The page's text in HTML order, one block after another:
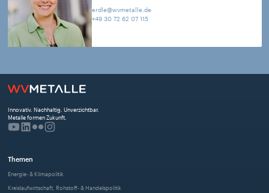
erdle@wvmetalle.de
+49 30 72 62 07 115
Innovativ. Nachhaltig. Unverzichtbar.
Metalle formen Zukunft.
Themen
Energie- & Klimapolitik
Kreislaufwirtschaft, Rohstoff- & Handelspolitik